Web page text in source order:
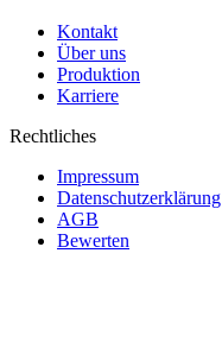
Kontakt
Über uns
Produktion
Karriere
Rechtliches
Impressum
Datenschutzerklärung
AGB
Bewerten